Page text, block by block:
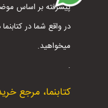
کتابنما، مرجع
پیشرفته بر اساس
در واقع شما در
میخواهید.
.